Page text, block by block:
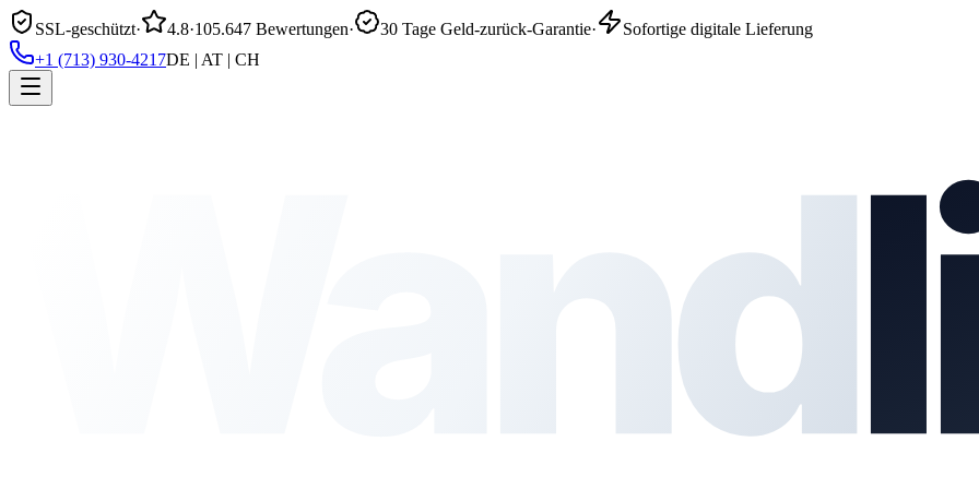
SSL-geschützt· 4.8·105.647 Bewertungen· 30 Tage Geld-zurück-Garantie·
Sofortige digitale Lieferung
+1 (713) 930-4217DE | AT | CH
Wand